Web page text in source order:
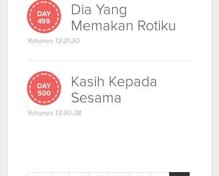
DAY
499
Dia Yang
Memakan Rotiku
Yohanes 13:21-30
DAY
500
Kasih Kepada
Sesama
Yohanes 13:30-38